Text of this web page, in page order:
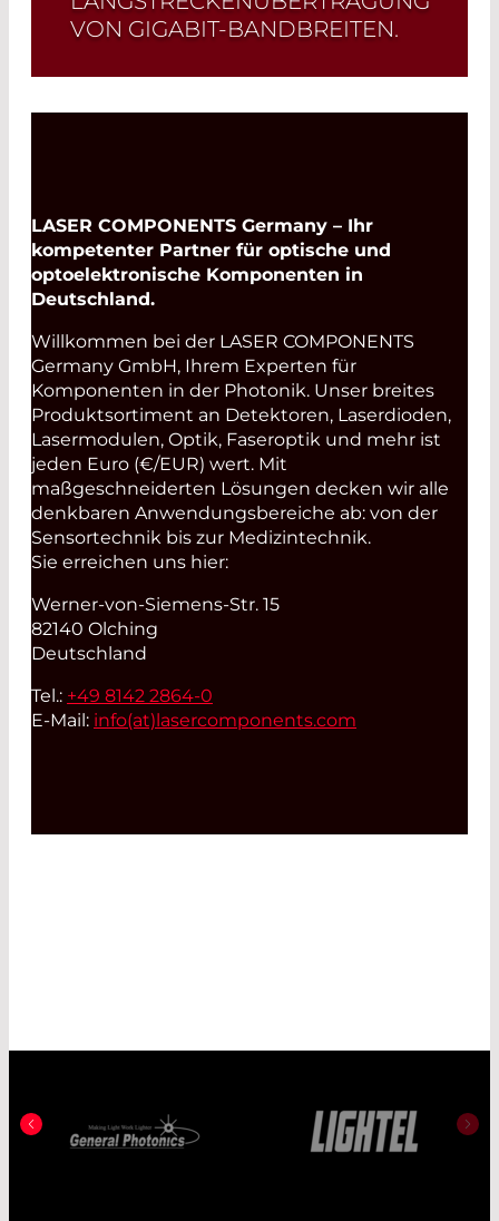
VON GIGABIT-BANDBREITEN.
Read More
LASER COMPONENTS Germany – Ihr
kompetenter Partner für optische und
optoelektronische Komponenten in
Deutschland.
Willkommen bei der LASER COMPONENTS
Germany GmbH, Ihrem Experten für
Komponenten in der Photonik. Unser breites
Produktsortiment an Detektoren, Laserdioden,
Lasermodulen, Optik, Faseroptik und mehr ist
jeden Euro (€/EUR) wert. Mit
maßgeschneiderten Lösungen decken wir alle
denkbaren Anwendungsbereiche ab: von der
Sensortechnik bis zur Medizintechnik.
Sie erreichen uns hier:
Werner-von-Siemens-Str. 15
82140 Olching
Deutschland
Tel.: +49 8142 2864-0
E-Mail: info(at) lasercomponents.com